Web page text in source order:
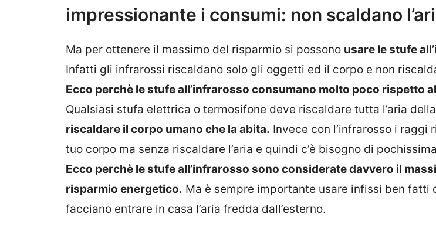
impressionante i consumi: non scaldano
Ma per ottenere il massimo del risparmio si possono usare le stufe
Infatti gli infrarossi riscaldano solo gli oggetti ed il corpo e non
Ecco perchè le stufe all’infrarosso consumano molto poco rispetto
Qualsiasi stufa elettrica o termosifone deve riscaldare tutta l’aria
riscaldare il corpo umano che la abita. Invece con l’infrarosso i raggi
tuo corpo ma senza riscaldare l’aria e quindi c’è bisogno di
Ecco perchè le stufe all’infrarosso sono considerate davvero il
risparmio energetico. Ma è sempre importante usare infissi ben fatti
facciano entrare in casa l’aria fredda dall’esterno.